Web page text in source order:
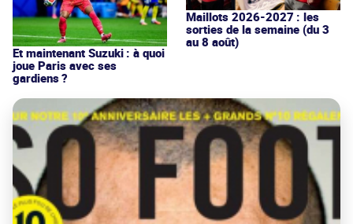
Et maintenant Suzuki : à quoi
joue Paris avec ses
gardiens ?
Maillots 2026-2027 : les
sorties de la semaine (du 3
au 8 août)